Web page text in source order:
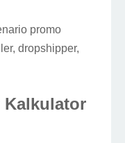
promo
dropshipper,
Kalkulator